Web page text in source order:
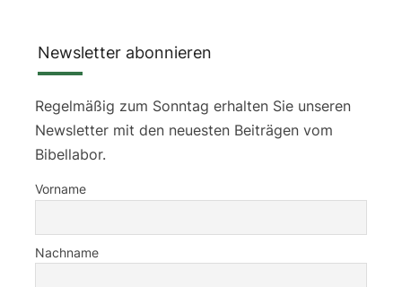
Newsletter abonnieren
Regelmäßig zum Sonntag erhalten Sie unseren
Newsletter mit den neuesten Beiträgen vom
Bibellabor.
Vorname
Nachname